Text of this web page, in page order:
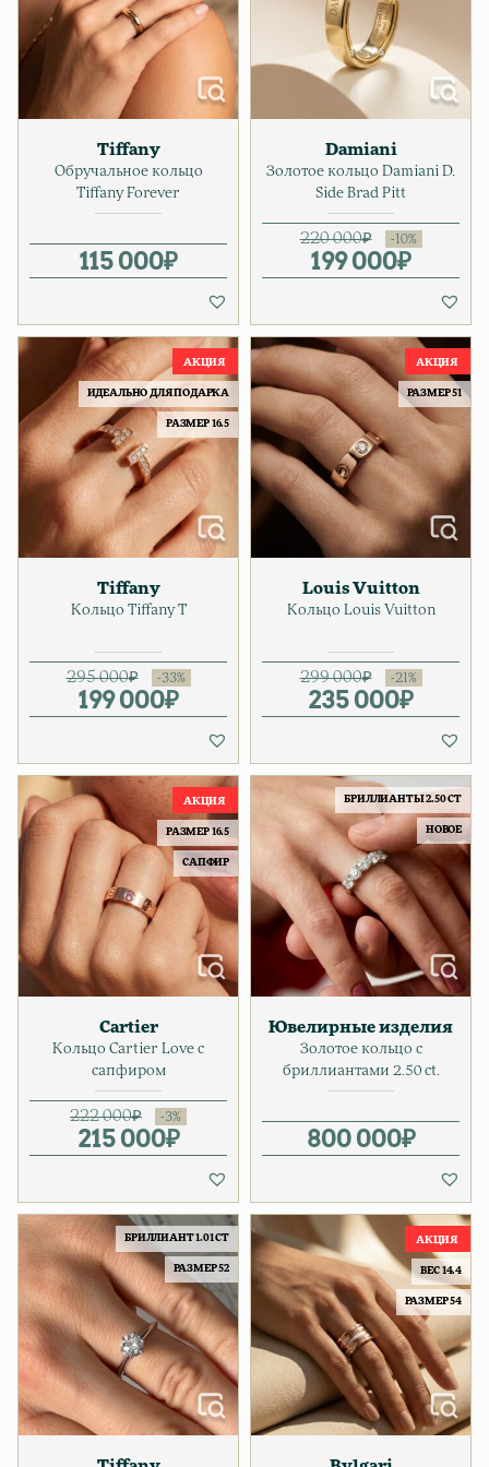
Tiffany
Обручальное кольцо
Tiffany Forever
115 000₽
Damiani
Золотое кольцо Damiani D.
Side Brad Pitt
220 000₽
199 000₽
Текущая
ИДЕАЛЬНО ДЛЯ ПОДАРКА
РАЗМЕР 16.5
Tiffany
Кольцо Tiffany T
295 000₽
Первоначальная цена
199 000₽
Текущая цена: 199 000₽.
РАЗМЕР 51
Louis Vuitton
Кольцо Louis Vuitton
299 000₽
235 000₽
Текущая
РАЗМЕР 16.5
САПФИР
Cartier
Кольцо Cartier Love с
сапфиром
222 000₽
Первоначальная цена
215 000₽
Текущая цена: 215 000₽.
БРИЛЛИАНТЫ 2.50 CT
НОВОЕ
Ювелирные изделия
Золотое кольцо с
бриллиантами 2.50 ct.
800 000₽
БРИЛЛИАНТ 1.01 CT
РАЗМЕР 52 ВЕС 14.4
РАЗМЕР 54